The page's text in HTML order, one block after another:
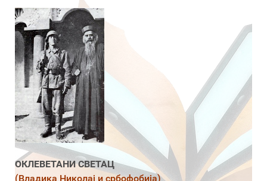
ОКЛЕВЕТАНИ СВЕТАЦ
(Владика Николај и србофобија)